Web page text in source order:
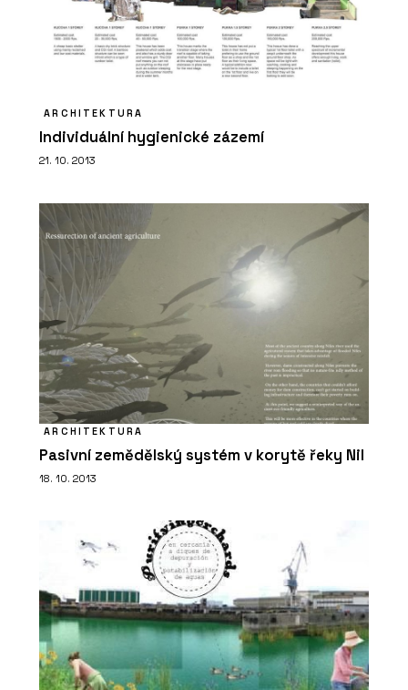
ARCHITEKTURA
Individuální hygienické zázemí
21. 10. 2013
ARCHITEKTURA
Pasivní zemědělský systém v korytě řeky Nil
18. 10. 2013